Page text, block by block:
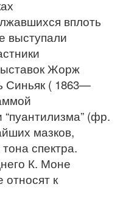
вплоть
выступали
Жорж
Синьяк ( 1863—
(фр.
мазков,
спектра.
К. Моне
относят к